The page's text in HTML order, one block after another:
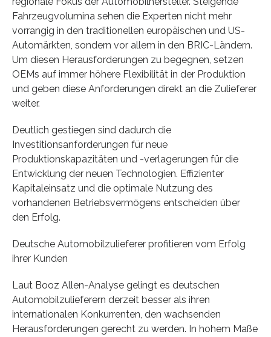
Fahrzeugvolumina sehen die Experten nicht mehr
vorrangig in den traditionellen europäischen und US-
Automärkten, sondern vor allem in den BRIC-Ländern.
Um diesen Herausforderungen zu begegnen, setzen
OEMs auf immer höhere Flexibilität in der Produktion
und geben diese Anforderungen direkt an die Zulieferer
weiter.
Deutlich gestiegen sind dadurch die
Investitionsanforderungen für neue
Produktionskapazitäten und -verlagerungen für die
Entwicklung der neuen Technologien. Effizienter
Kapitaleinsatz und die optimale Nutzung des
vorhandenen Betriebsvermögens entscheiden über
den Erfolg.
Deutsche Automobilzulieferer profitieren vom Erfolg
ihrer Kunden
Laut Booz Allen-Analyse gelingt es deutschen
Automobilzulieferern derzeit besser als ihren
internationalen Konkurrenten, den wachsenden
Herausforderungen gerecht zu werden. In hohem Maße